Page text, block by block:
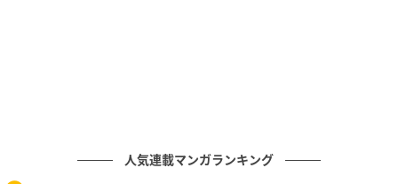
日々のSNS利用を見直すヒントにしてみてください。
人気連載マンガランキング